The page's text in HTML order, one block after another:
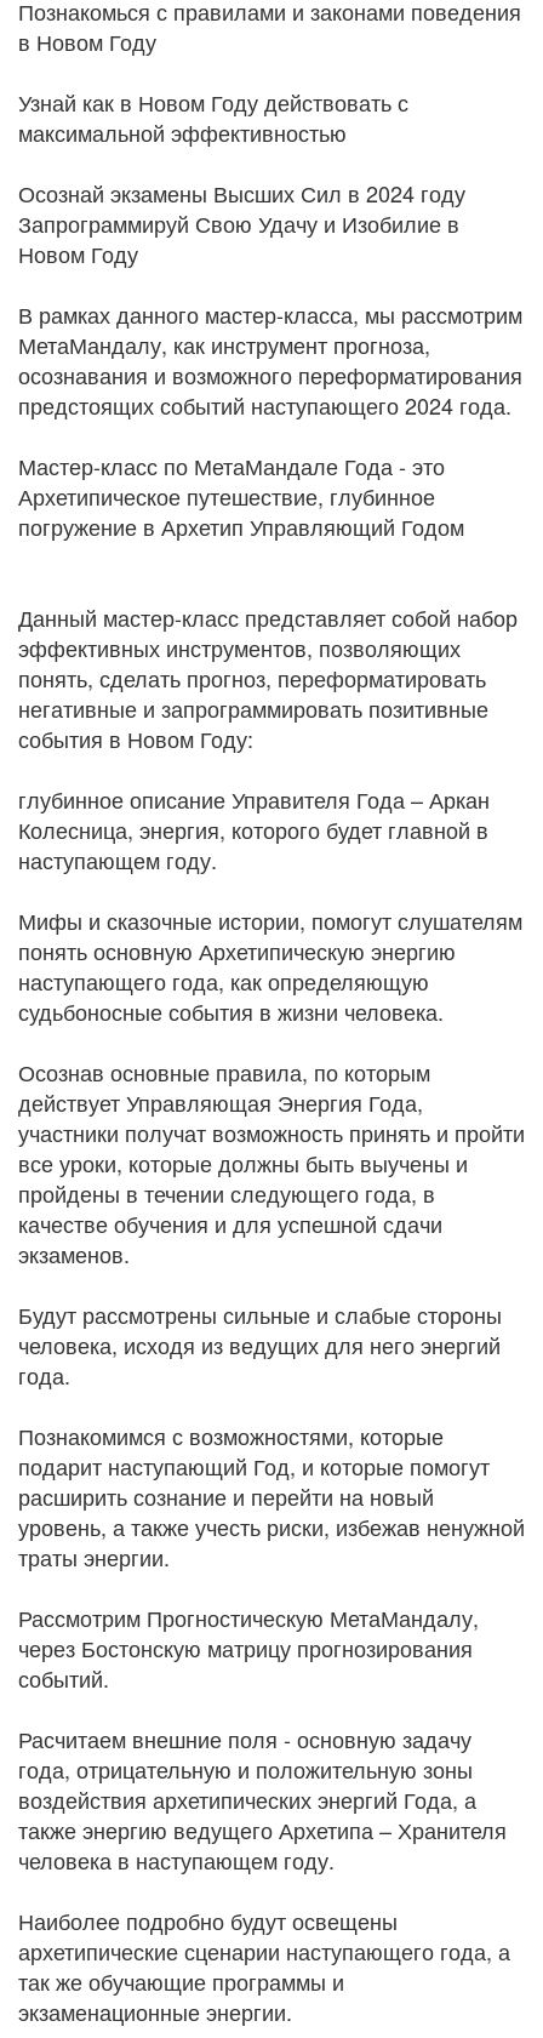
Познакомься с правилами и законами поведения
в Новом Году
Узнай как в Новом Году действовать с
максимальной эффективностью
Осознай экзамены Высших Сил в 2024 году
Запрограммируй Свою Удачу и Изобилие в
Новом Году
В рамках данного мастер-класса, мы рассмотрим
МетаМандалу, как инструмент прогноза,
осознавания и возможного переформатирования
предстоящих событий наступающего 2024 года.
Мастер-класс по МетаМандале Года - это
Архетипическое путешествие, глубинное
погружение в Архетип Управляющий Годом
Данный мастер-класс представляет собой набор
эффективных инструментов, позволяющих
понять, сделать прогноз, переформатировать
негативные и запрограммировать позитивные
события в Новом Году:
глубинное описание Управителя Года – Аркан
Колесница, энергия, которого будет главной в
наступающем году.
Мифы и сказочные истории, помогут слушателям
понять основную Архетипическую энергию
наступающего года, как определяющую
судьбоносные события в жизни человека.
Осознав основные правила, по которым
действует Управляющая Энергия Года,
участники получат возможность принять и пройти
все уроки, которые должны быть выучены и
пройдены в течении следующего года, в
качестве обучения и для успешной сдачи
экзаменов.
Будут рассмотрены сильные и слабые стороны
человека, исходя из ведущих для него энергий
года.
Познакомимся с возможностями, которые
подарит наступающий Год, и которые помогут
расширить сознание и перейти на новый
уровень, а также учесть риски, избежав ненужной
траты энергии.
Рассмотрим Прогностическую МетаМандалу,
через Бостонскую матрицу прогнозирования
событий.
Расчитаем внешние поля - основную задачу
года, отрицательную и положительную зоны
воздействия архетипических энергий Года, а
также энергию ведущего Архетипа – Хранителя
человека в наступающем году.
Наиболее подробно будут освещены
архетипические сценарии наступающего года, а
так же обучающие программы и
экзаменационные энергии.